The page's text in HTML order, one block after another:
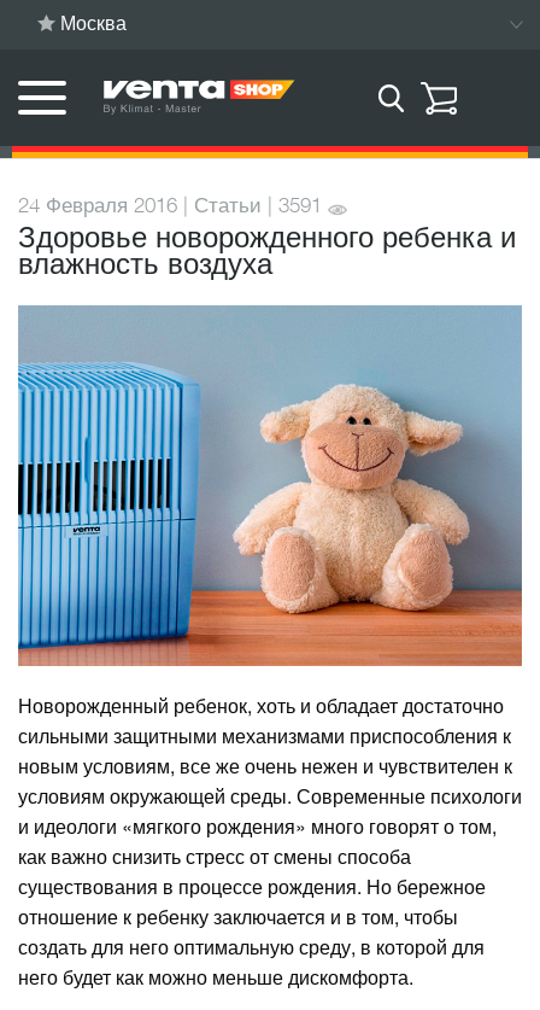
Москва
24 Февраля 2016 | Статьи | 3591
Здоровье новорожденного ребенка и
влажность воздуха
Новорожденный ребенок, хоть и обладает достаточно
сильными защитными механизмами приспособления к
новым условиям, все же очень нежен и чувствителен к
условиям окружающей среды. Современные психологи
и идеологи «мягкого рождения» много говорят о том,
как важно снизить стресс от смены способа
существования в процессе рождения. Но бережное
отношение к ребенку заключается и в том, чтобы
создать для него оптимальную среду, в которой для
него будет как можно меньше дискомфорта.